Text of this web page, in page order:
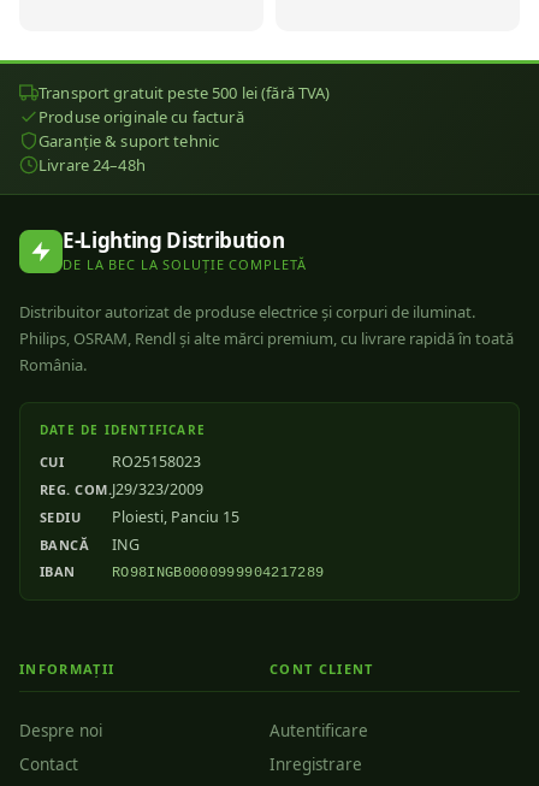
Transport gratuit peste 500 lei (fără TVA)
Produse originale cu factură
Garanție & suport tehnic
Livrare 24–48h
E-Lighting Distribution
DE LA BEC LA SOLUȚIE COMPLETĂ
Distribuitor autorizat de produse electrice și corpuri de iluminat.
Philips, OSRAM, Rendl și alte mărci premium, cu livrare rapidă în toată
România.
DATE DE IDENTIFICARE
CUI RO25158023
REG. COM.J29/323/2009
SEDIU Ploiesti, Panciu 15
BANCĂ ING
IBAN RO98INGB0000999904217289
INFORMAȚII
Despre noi
Contact
CONT CLIENT
Autentificare
Inregistrare